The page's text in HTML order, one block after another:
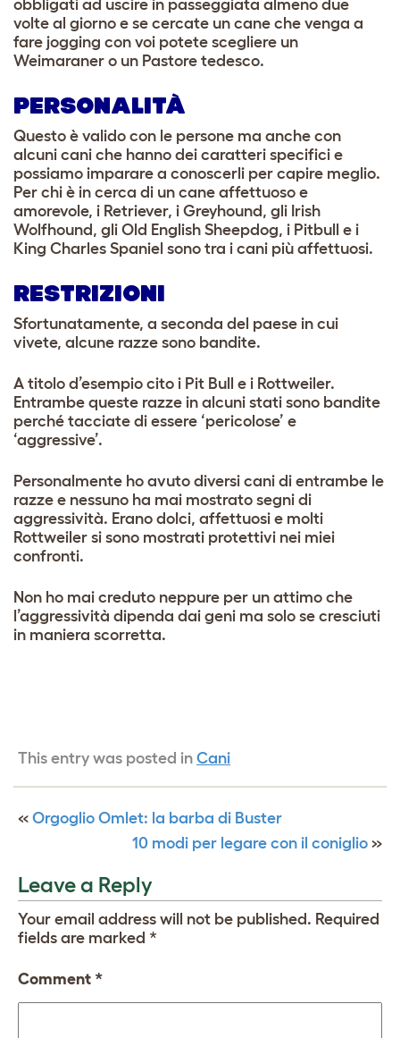
obbligati ad uscire in passeggiata almeno due
volte al giorno e se cercate un cane che venga a
fare jogging con voi potete scegliere un
Weimaraner o un Pastore tedesco.
PERSONALITÀ
Questo è valido con le persone ma anche con
alcuni cani che hanno dei caratteri specifici e
possiamo imparare a conoscerli per capire meglio.
Per chi è in cerca di un cane affettuoso e
amorevole, i Retriever, i Greyhound, gli Irish
Wolfhound, gli Old English Sheepdog, i Pitbull e i
King Charles Spaniel sono tra i cani più affettuosi.
RESTRIZIONI
Sfortunatamente, a seconda del paese in cui
vivete, alcune razze sono bandite.
A titolo d’esempio cito i Pit Bull e i Rottweiler.
Entrambe queste razze in alcuni stati sono bandite
perché tacciate di essere ‘pericolose’ e
‘aggressive’.
Personalmente ho avuto diversi cani di entrambe le
razze e nessuno ha mai mostrato segni di
aggressività. Erano dolci, affettuosi e molti
Rottweiler si sono mostrati protettivi nei miei
confronti.
Non ho mai creduto neppure per un attimo che
l’aggressività dipenda dai geni ma solo se cresciuti
in maniera scorretta.
This entry was posted in Cani
« Orgoglio Omlet: la barba di Buster
10 modi per legare con il coniglio »
Leave a Reply
Your email address will not be published. Required
fields are marked *
Comment *